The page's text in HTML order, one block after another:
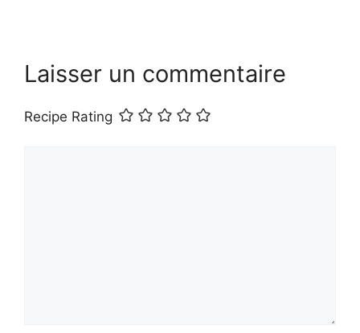
Laisser un commentaire
Recipe Rating